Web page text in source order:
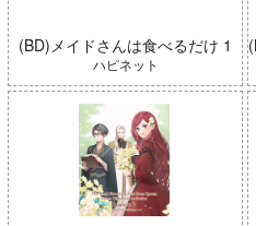
(BD)メイドさんは食べるだけ 1
ハピネット